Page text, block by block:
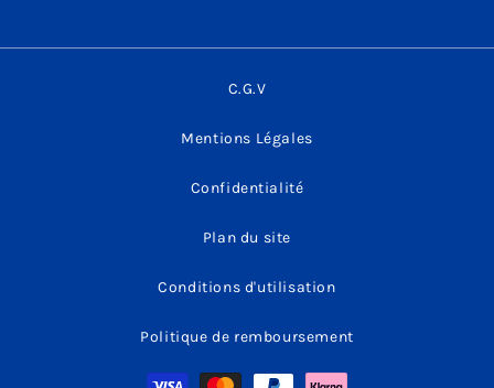
C.G.V
Mentions Légales
Confidentialité
Plan du site
Conditions d'utilisation
Politique de remboursement